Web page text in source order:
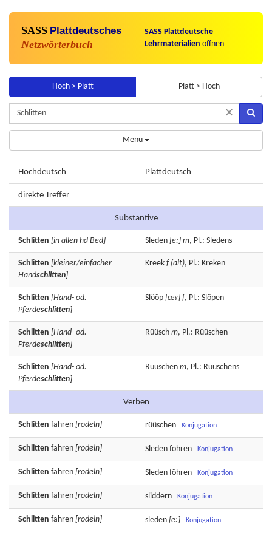
SASS Plattdeutsches
Netzwörterbuch
SASS Plattdeutsche
Lehrmaterialien öffnen
Hoch > Platt Platt > Hoch
×
Menü
Hochdeutsch Plattdeutsch
direkte Treffer
Substantive
Schlitten [in allen hd Bed] Sleden [e:] m, Pl.: Sledens
Schlitten [kleiner/einfacher
Handschlitten]
Kreek f (alt), Pl.: Kreken
Schlitten [Hand- od.
Pferdeschlitten]
Slööp [œʏ] f, Pl.: Slöpen
Schlitten [Hand- od.
Pferdeschlitten]
Rüüsch m, Pl.: Rüüschen
Schlitten [Hand- od.
Pferdeschlitten]
Rüüschen m, Pl.: Rüüschens
Verben
Schlitten fahren [rodeln] rüüschen Konjugation
Schlitten fahren [rodeln] Sleden fohren Konjugation
Schlitten fahren [rodeln] Sleden föhren Konjugation
Schlitten fahren [rodeln] sliddern Konjugation
Schlitten fahren [rodeln] sleden [e:] Konjugation